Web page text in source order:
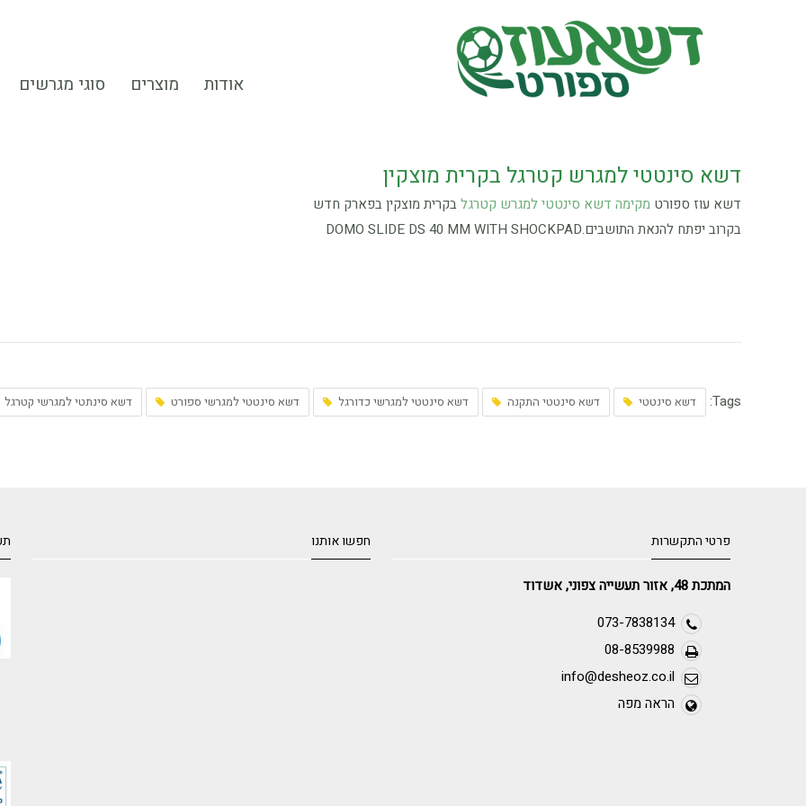
אודות מוצרים סוגי מגרשים
דשא סינטטי למגרש קטרגל בקרית מוצקין
דשא עוז ספורט מקימה דשא סינטטי למגרש קטרגלבקרית מוצקין בפארק חדש
בקרוב יפתח להנאת התושבים.DOMO SLIDE DS 40 MM WITH SHOCKPAD
Tags: דשא סינטטי דשא סינטטי התקנה דשא סינטטי למגרשי כדורגל דשא סינטטי למגרשי ספורט דשא סינתטי למגרשי קטרגל
פרטי התקשרות
המתכת 48, אזור תעשייה צפוני, אשדוד
073-7838134
08-8539988
info@desheoz.co.il
הראה מפה
חפשו אותנו